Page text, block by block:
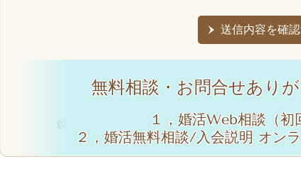
無料相談・お問合せあり
１，婚活Web相談 （
２，婚活無料相談/入会説明 オン
以下のフォームに必要事項をご記入の上、「無料相談